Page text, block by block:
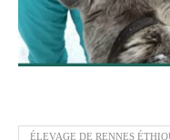
ÉLEVAGE DE RENNES